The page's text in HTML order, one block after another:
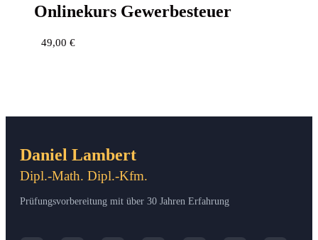
Online­kurs Gewerbesteuer
49,00 €
Daniel Lambert
Dipl.-Math. Dipl.-Kfm.
Prüfungsvorbereitung mit über 30 Jahren Erfahrung